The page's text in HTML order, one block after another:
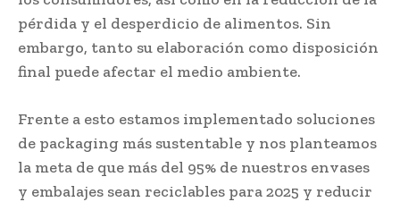
pérdida y el desperdicio de alimentos. Sin
embargo, tanto su elaboración como disposición
final puede afectar el medio ambiente.
Frente a esto estamos implementado soluciones
de packaging más sustentable y nos planteamos
la meta de que más del 95% de nuestros envases
y embalajes sean reciclables para 2025 y reducir